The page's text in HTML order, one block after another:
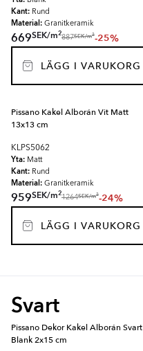
Kant: Rund
Material: Granitkeramik
669SEK/m2
887SEK/m2-25%
LÄGG I VARUKORG
Pissano Kakel Alborán Vit Matt
13x13 cm
KLPS5062
Yta: Matt
Kant: Rund
Material: Granitkeramik
959SEK/m2
1264SEK/m2-24%
LÄGG I VARUKORG
Svart
Pissano Dekor Kakel Alborán Svart
Blank 2x15 cm